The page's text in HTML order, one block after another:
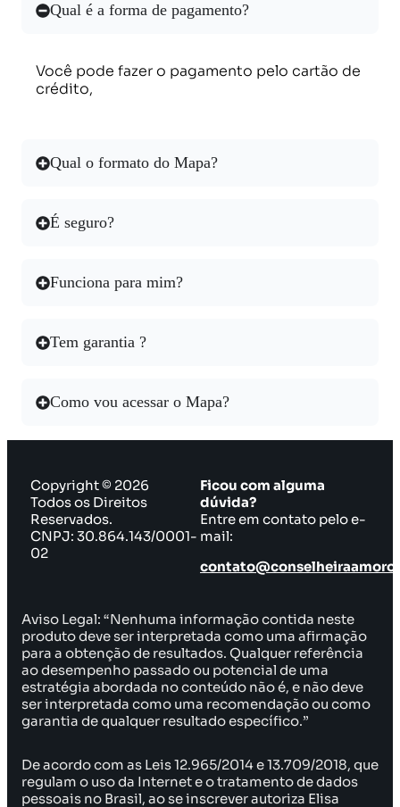
Qual é a forma de pagamento?
Você pode fazer o pagamento pelo cartão de
crédito,
Qual o formato do Mapa?
É seguro?
Funciona para mim?
Tem garantia ?
Como vou acessar o Mapa?
Copyright © 2026
Todos os Direitos
Reservados.
CNPJ: 30.864.143/0001-
02
Ficou com alguma
dúvida?
Entre em contato pelo e-
mail:
Aviso Legal: “Nenhuma informação contida neste
produto deve ser interpretada como uma afirmação
para a obtenção de resultados. Qualquer referência
ao desempenho passado ou potencial de uma
estratégia abordada no conteúdo não é, e não deve
ser interpretada como uma recomendação ou como
garantia de qualquer resultado específico.”
De acordo com as Leis 12.965/2014 e 13.709/2018, que
regulam o uso da Internet e o tratamento de dados
pessoais no Brasil, ao se inscrever autoriza Elisa